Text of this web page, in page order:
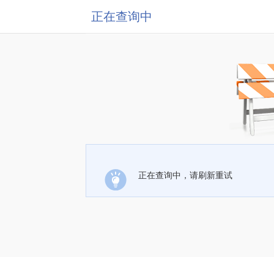
正在查询中
正在查询中，请刷新重试